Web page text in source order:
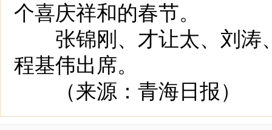
个喜庆祥和的春节。
张锦刚、才让太、刘涛
程基伟出席。
（来源：青海日报）